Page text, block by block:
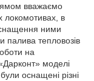
вважаємо
локомотивах, в
ними
палива тепловозів
на
моделі
оснащені різні